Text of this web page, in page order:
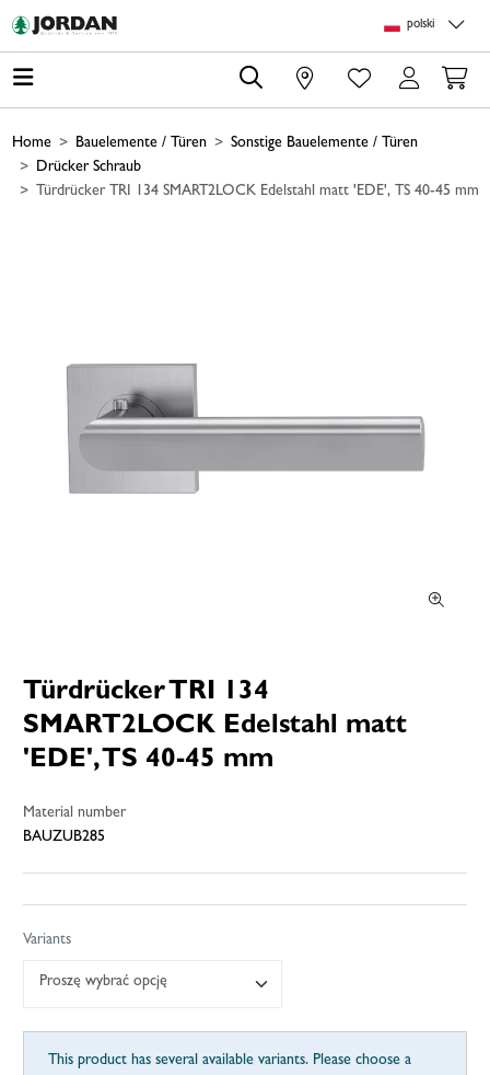
polski
0
Home Bauelemente / Türen
Sonstige Bauelemente / Türen
Drücker Schraub
Türdrücker TRI 134 SMART2LOCK Edelstahl matt 'EDE', TS 40-45 mm
Türdrücker TRI 134
SMART2LOCK Edelstahl matt
'EDE', TS 40-45 mm
Material number
BAUZUB285
Variants
Proszę wybrać opcję
This product has several available variants. Please choose a